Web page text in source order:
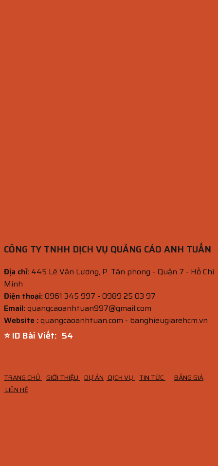
CÔNG TY TNHH DỊCH VỤ QUẢNG CÁO ANH TUẤN
Địa chỉ: 445 Lê Văn Lương, P. Tân phong - Quận 7 - Hồ Chí
Minh
Điện thoại:0961 345 997 - 0989 25 03 97
Email:quangcaoanhtuan997@gmail.com
Website :quangcaoanhtuan.com - banghieugiarehcm.vn
⭐ ID Bài Viết: 53
TRANG CHỦ GIỚI THIỆU DỰ ÁN DỊCH VỤ TIN TỨC
BẢNG GIÁ
LIÊN HỆ